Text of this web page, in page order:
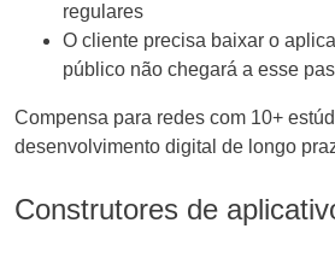
regulares
O cliente precisa baixar o
público não chegará a esse
Compensa para redes com 10+
desenvolvimento digital de longo
Construtores de